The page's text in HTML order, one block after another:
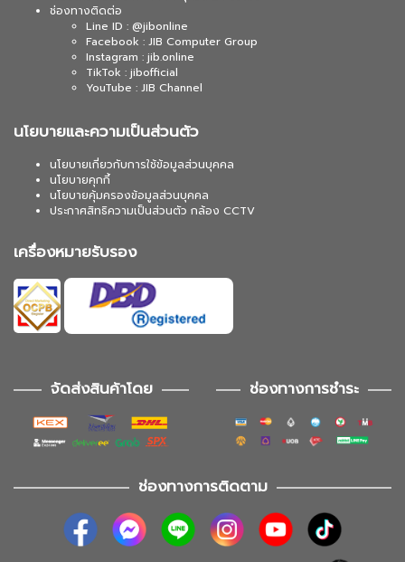
ช่องทางติดต่อ
Line ID : @jibonline
Facebook : JIB Computer Group
Instagram : jib.online
TikTok : jibofficial
YouTube : JIB Channel
นโยบายและความเป็นส่วนตัว
นโยบายเกี่ยวกับการใช้ข้อมูลส่วนบุคคล
นโยบายคุกกี้
นโยบายคุ้มครองข้อมูลส่วนบุคคล
ประกาศสิทธิความเป็นส่วนตัว กล้อง CCTV
เครื่องหมายรับรอง
จัดส่งสินค้าโดย ช่องทางการชำระ
ช่องทางการติดตาม